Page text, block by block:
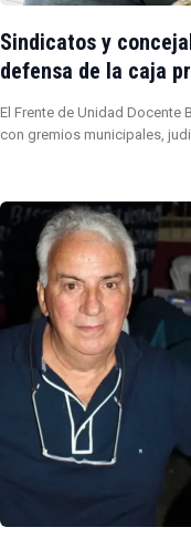
Sindicatos y
defensa de la caja
El Frente de Unidad Docente
con gremios municipales,